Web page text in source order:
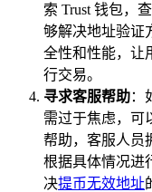
索 Trust 钱包，
够解决地址验证
全性和性能，让
行交易。
寻求客服帮助：
需过于焦虑，可
帮助，客服人员
根据具体情况进
决提币无效地址